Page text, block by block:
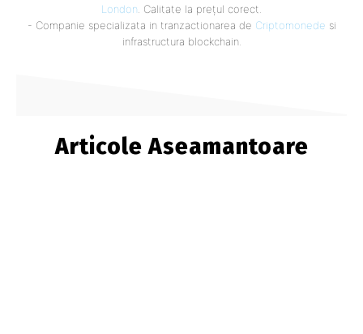
London. Calitate la prețul corect.
- Companie specializata in tranzactionarea de Criptomonede si
infrastructura blockchain.
Articole Aseamantoare